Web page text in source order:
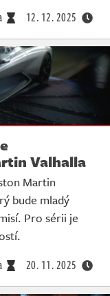
12. 12. 2025
Valhalla
Martin
bude mladý
Pro sérii je
20. 11. 2025